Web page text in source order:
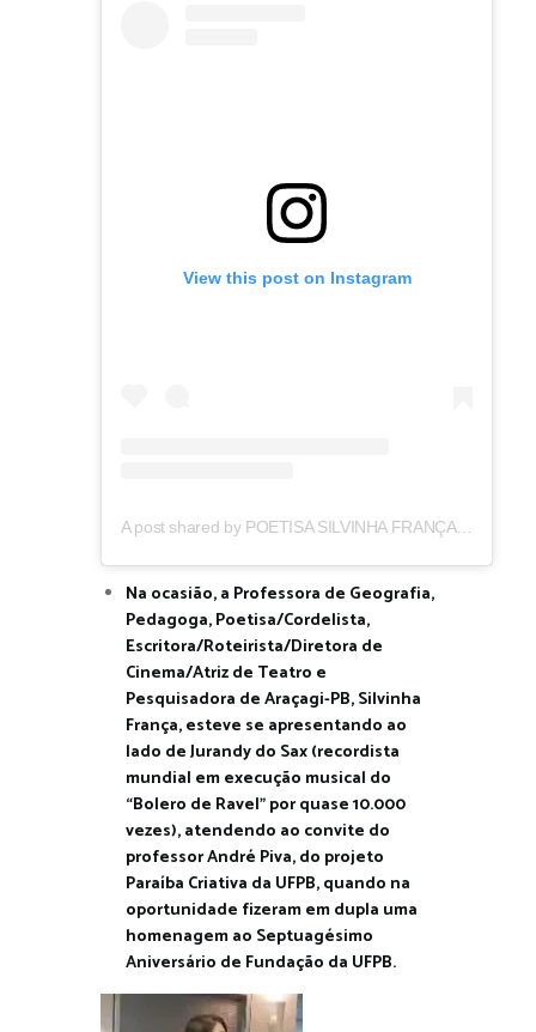
View this post on Instagram
A post shared by POETISA SILVINHA FRANÇA (@poetisa.silvinhafranca)
Na ocasião, a Professora de Geografia,
Pedagoga, Poetisa/Cordelista,
Escritora/Roteirista/Diretora de
Cinema/Atriz de Teatro e
Pesquisadora de Araçagi-PB, Silvinha
França, esteve se apresentando ao
lado de Jurandy do Sax (recordista
mundial em execução musical do
“Bolero de Ravel” por quase 10.000
vezes), atendendo ao convite do
professor André Piva, do projeto
Paraíba Criativa da UFPB, quando na
oportunidade fizeram em dupla uma
homenagem ao Septuagésimo
Aniversário de Fundação da UFPB.